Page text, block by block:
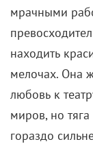
мрачными
находить
мелочах. Она
любовь к
миров, но тяга
гораздо